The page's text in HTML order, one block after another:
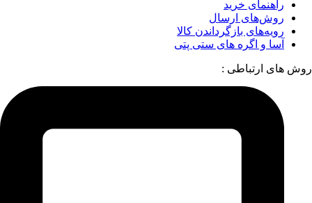
راهنمای خرید
روش‌های ارسال
رویه‌های بازگرداندن کالا
آسا و اگره های ستی پتی
روش های ارتباطی :